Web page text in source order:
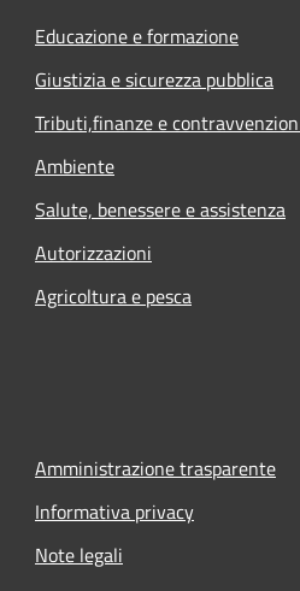
Educazione e formazione
Giustizia e sicurezza pubblica
Tributi,finanze e
Ambiente
Salute, benessere e assistenza
Autorizzazioni
Agricoltura e pesca
Amministrazione trasparente
Informativa privacy
Note legali